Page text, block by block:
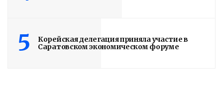
5
Корейская делегация приняла участие в
Саратовском экономическом форуме